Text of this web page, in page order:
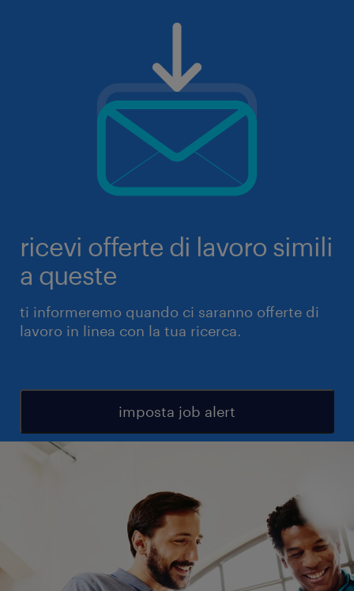
ricevi offerte di lavoro simili
a queste
ti informeremo quando ci saranno offerte di
lavoro in linea con la tua ricerca.
imposta job alert